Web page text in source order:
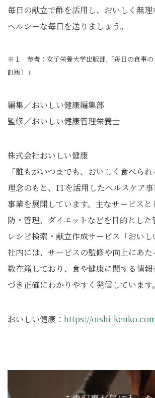
毎日の献立で酢を活用し、おいしく無
ヘルシーな毎日を送りましょう。
※１ 参考：女子栄養大学出版部,「毎日の食事の
訂版）」
編集／おいしい健康編集部
監修／おいしい健康管理栄養士
株式会社おいしい健康
「誰もがいつまでも、おいしく食べら
理念のもと、ITを活用したヘルスケア
事業を展開しています。主なサービスと
防・管理、ダイエットなどを目的とし
レシピ検索・献立作成サービス「おいし
社内には、サービスの監修や向上にあ
数在籍しており、食や健康に関する情
づき正確にわかりやすく発信しています。
おいしい健康： https://oishi-